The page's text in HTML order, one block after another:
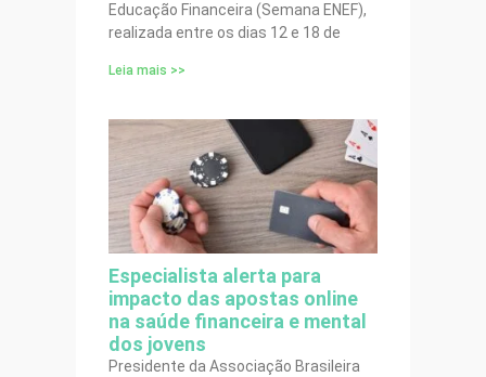
Educação Financeira (Semana ENEF),
realizada entre os dias 12 e 18 de
Leia mais >>
Especialista alerta para
impacto das apostas online
na saúde financeira e mental
dos jovens
Presidente da Associação Brasileira